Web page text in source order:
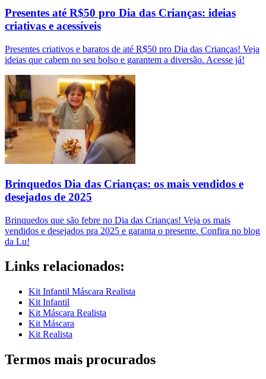
Presentes até R$50 pro Dia das Crianças: ideias
criativas e acessíveis
Presentes criativos e baratos de até R$50 pro Dia das Crianças! Veja
ideias que cabem no seu bolso e garantem a diversão. Acesse já!
Brinquedos Dia das Crianças: os mais vendidos e
desejados de 2025
Brinquedos que são febre no Dia das Crianças! Veja os mais
vendidos e desejados pra 2025 e garanta o presente. Confira no blog
da Lu!
Links relacionados:
Kit Infantil Máscara Realista
Kit Infantil
Kit Máscara Realista
Kit Máscara
Kit Realista
Termos mais procurados